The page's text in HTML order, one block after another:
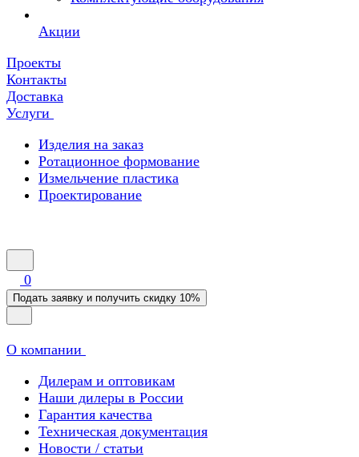
Акции
Проекты
Контакты
Доставка
Услуги
Изделия на заказ
Ротационное формование
Измельчение пластика
Проектирование
0
Подать заявку и получить скидку 10%
О компании
Дилерам и оптовикам
Наши дилеры в России
Гарантия качества
Техническая документация
Новости / статьи